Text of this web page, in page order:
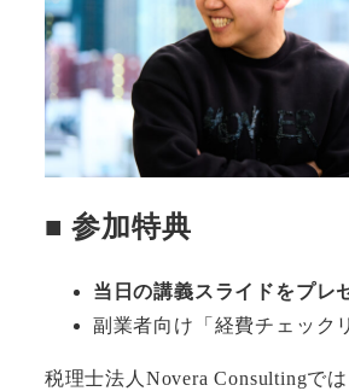
■ 参加特典
当日の講義スライドをプレ
副業者向け「経費チェック
税理士法人Novera Consultingで